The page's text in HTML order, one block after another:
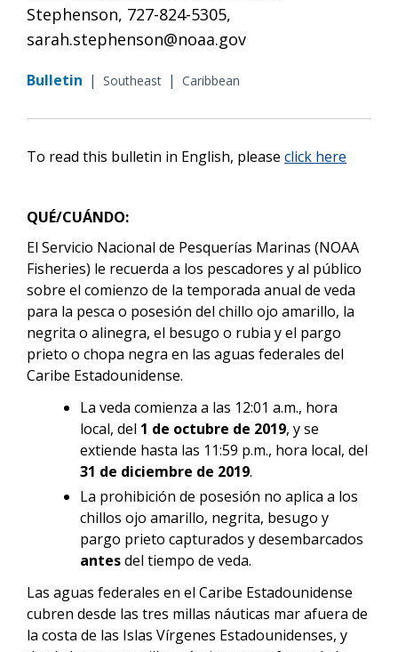
Stephenson, 727-824-5305,
sarah.stephenson@noaa.gov
Bulletin | Southeast | Caribbean
To read this bulletin in English, please click here
QUÉ/CUÁNDO:
El Servicio Nacional de Pesquerías Marinas (NOAA
Fisheries) le recuerda a los pescadores y al público
sobre el comienzo de la temporada anual de veda
para la pesca o posesión del chillo ojo amarillo, la
negrita o alinegra, el besugo o rubia y el pargo
prieto o chopa negra en las aguas federales del
Caribe Estadounidense.
La veda comienza a las 12:01 a.m., hora
local, del 1 de octubre de 2019, y se
extiende hasta las 11:59 p.m., hora local, del
31 de diciembre de 2019.
La prohibición de posesión no aplica a los
chillos ojo amarillo, negrita, besugo y
pargo prieto capturados y desembarcados
antesdel tiempo de veda.
Las aguas federales en el Caribe Estadounidense
cubren desde las tres millas náuticas mar afuera de
la costa de las Islas Vírgenes Estadounidenses, y